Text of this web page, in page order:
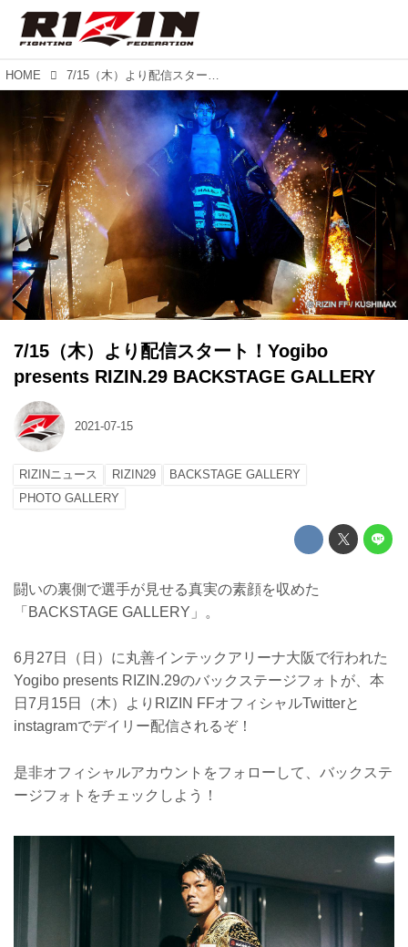
HOME 7/15（木）より配信スタート！Yogibo presents RIZIN.29 BACKSTAGE GALLERY
7/15（木）より配信スタート！Yogibo
presents RIZIN.29 BACKSTAGE GALLERY
2021-07-15
RIZINニュース RIZIN29
BACKSTAGE GALLERY
PHOTO GALLERY
闘いの裏側で選手が見せる真実の素顔を収めた
「BACKSTAGE GALLERY」。
6月27日（日）に丸善インテックアリーナ大阪で行われた
Yogibo presents RIZIN.29のバックステージフォトが、本
日7月15日（木）よりRIZIN FFオフィシャルTwitterと
instagramでデイリー配信されるぞ！
是非オフィシャルアカウントをフォローして、バックステ
ージフォトをチェックしよう！